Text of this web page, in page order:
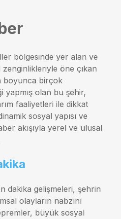
bölgesinde yer alan ve
öne çıkan
boyunca birçok
yapmış olan bu şehir,
faaliyetleri ile dikkat
sosyal yapısı ve
akışıyla yerel ve ulusal
dakika gelişmeleri, şehrin
olayların nabzını
büyük sosyal